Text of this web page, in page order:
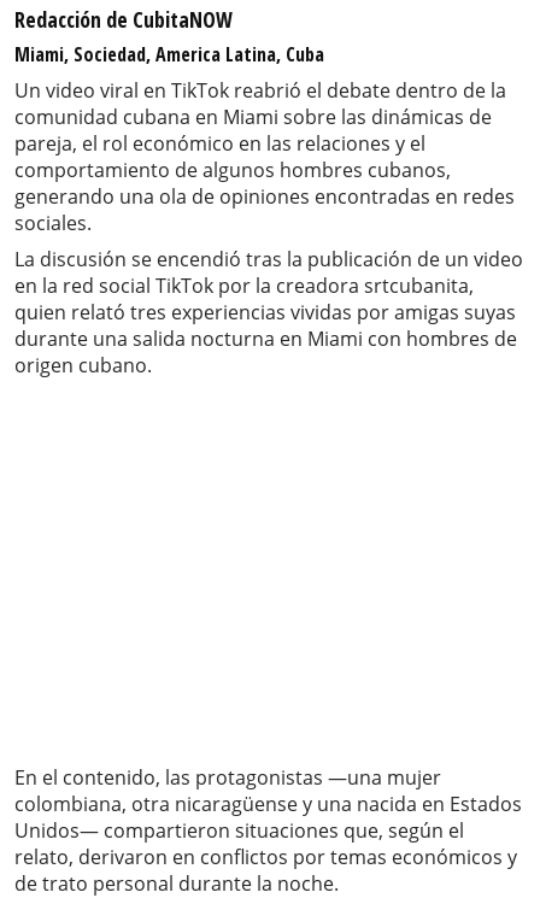
Redacción de CubitaNOW
Miami, Sociedad, America Latina, Cuba
Un video viral en TikTok reabrió el debate dentro de la
comunidad cubana en Miami sobre las dinámicas de
pareja, el rol económico en las relaciones y el
comportamiento de algunos hombres cubanos,
generando una ola de opiniones encontradas en redes
sociales.
La discusión se encendió tras la publicación de un video
en la red social TikTok por la creadora srtcubanita,
quien relató tres experiencias vividas por amigas suyas
durante una salida nocturna en Miami con hombres de
origen cubano.
En el contenido, las protagonistas —una mujer
colombiana, otra nicaragüense y una nacida en Estados
Unidos— compartieron situaciones que, según el
relato, derivaron en conflictos por temas económicos y
de trato personal durante la noche.